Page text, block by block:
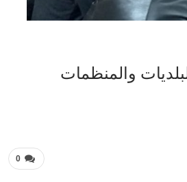
والمنظمات
0